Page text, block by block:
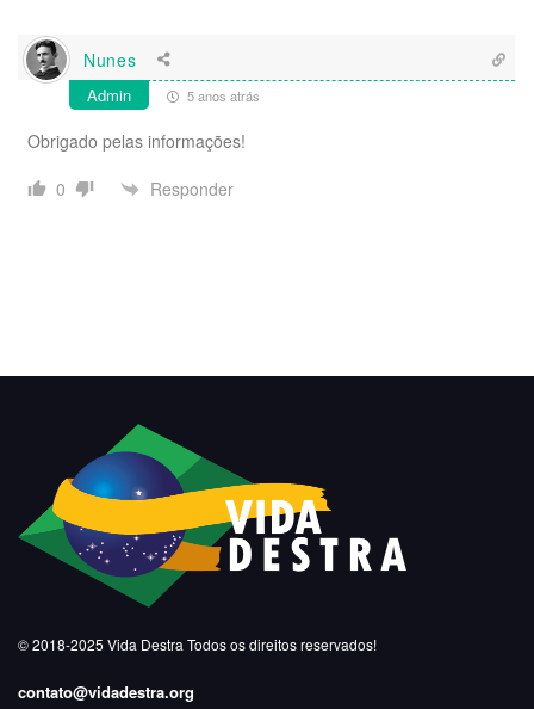
Nunes
Admin 5 anos atrás
Obrigado pelas informações!
0
Responder
© 2018-2025 Vida Destra Todos os direitos reservados!
contato@vidadestra.org